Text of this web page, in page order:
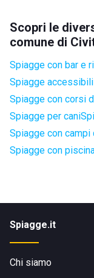
Scopri le
comune di
Spiagge con bar e
Spiagge
Spiagge con corsi
Spiagge per cani
Spiagge con
Spiagge con
Spiagge.it
Chi siamo